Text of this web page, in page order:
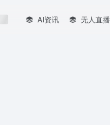
AI资讯 无人直播